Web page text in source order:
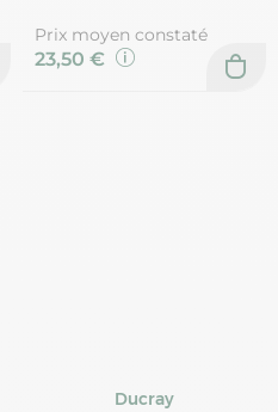
Prix moyen constaté
23,50 €
Ducray